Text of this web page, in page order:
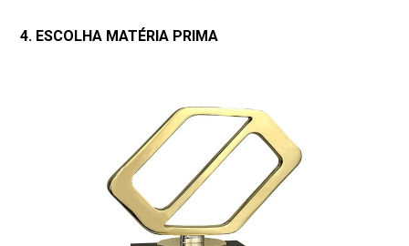
4. ESCOLHA MATÉRIA PRIMA